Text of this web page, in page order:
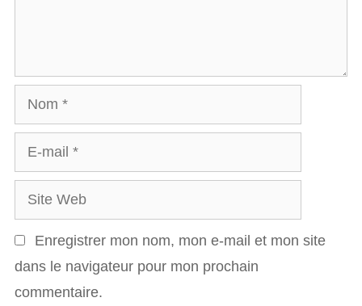
Nom
mail
Site
Web
Enregistrer mon nom, mon e-mail et mon site
dans le navigateur pour mon prochain
commentaire.